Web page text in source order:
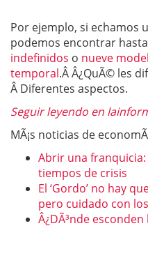
Por ejemplo, si echamos
podemos encontrar
indefinidos o nueve
temporal.Â Â¿QuÃ© les
Â Diferentes aspectos.
Seguir leyendo en
MÃ¡s noticias de
Abrir una
tiempos de crisis
El ‘Gordo’ no hay
pero cuidado con
Â¿DÃ³nde